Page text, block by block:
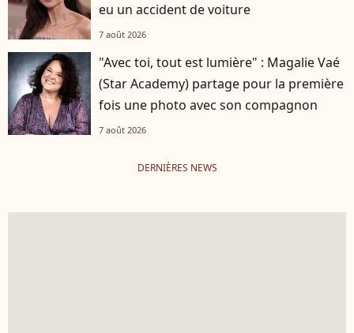
eu un accident de voiture
7 août 2026
"Avec toi, tout est lumière" : Magalie Vaé
(Star Academy) partage pour la première
fois une photo avec son compagnon
7 août 2026
DERNIÈRES NEWS